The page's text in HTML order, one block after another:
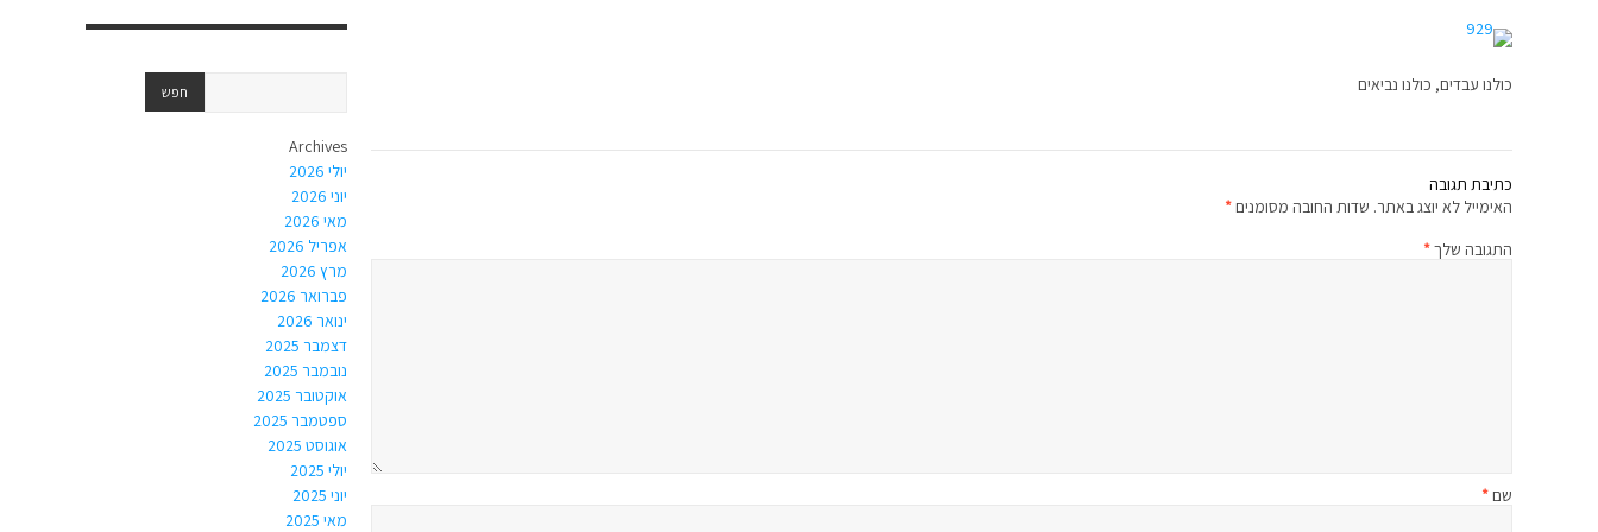
כולנו עבדים, כולנו נביאים
כתיבת תגובה
האימייל לא יוצג באתר. שדות החובה מסומנים*
התגובה שלך*
שם*
Archives
יולי 2026
יוני 2026
מאי 2026
אפריל 2026
מרץ 2026
פברואר 2026
ינואר 2026
דצמבר 2025
נובמבר 2025
אוקטובר 2025
ספטמבר 2025
אוגוסט 2025
יולי 2025
יוני 2025
מאי 2025